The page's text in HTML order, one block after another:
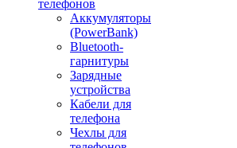
телефонов
Аккумуляторы
(PowerBank)
Bluetooth-
гарнитуры
Зарядные
устройства
Кабели для
телефона
Чехлы для